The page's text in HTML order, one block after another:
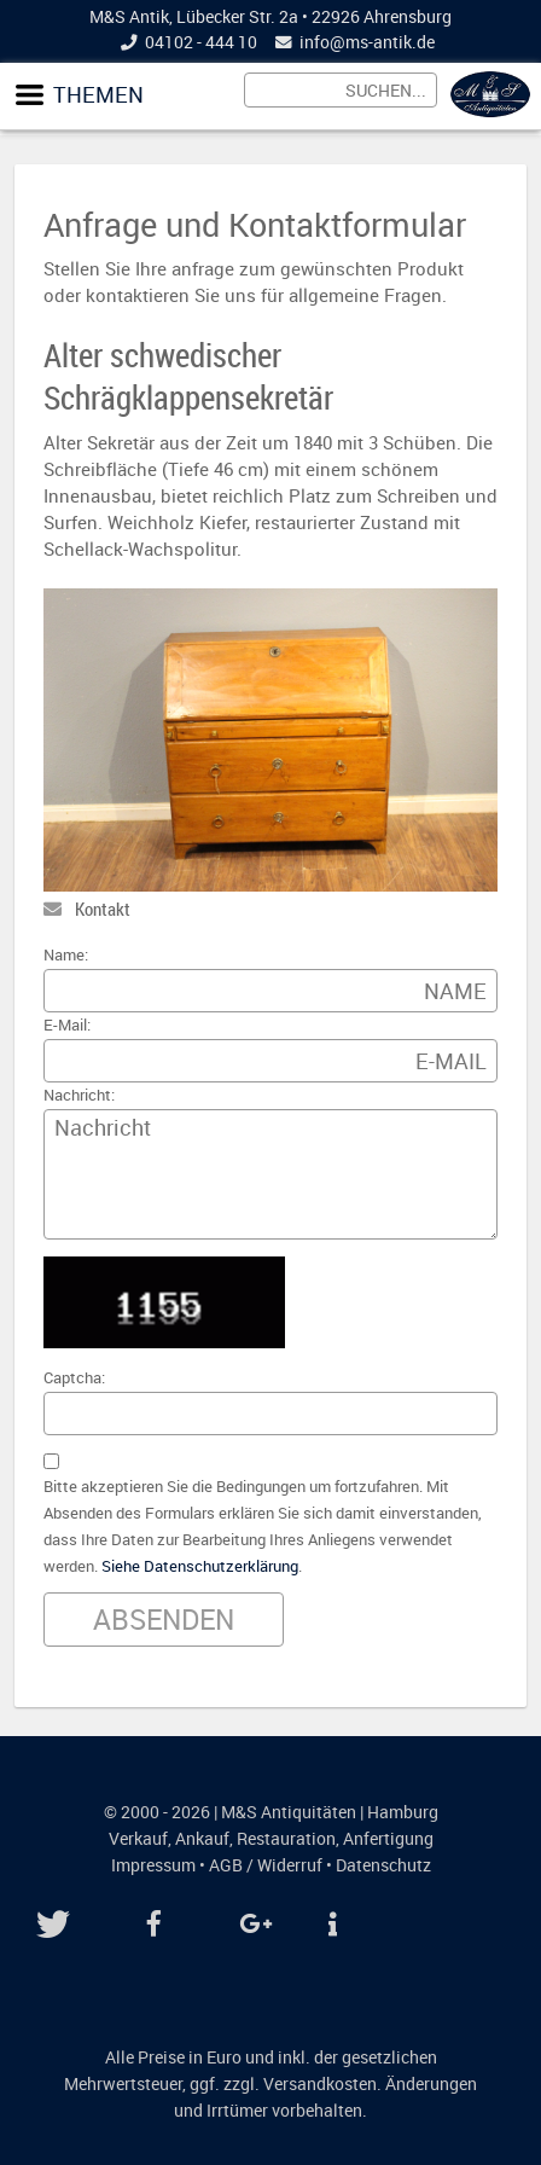
M&S Antik, Lübecker Str. 2a • 22926 Ahrensburg
04102 - 444 10
info@ms-antik.de
THEMEN
Anfrage und Kontaktformular
Stellen Sie Ihre anfrage zum gewünschten Produkt
oder kontaktieren Sie uns für allgemeine Fragen.
Alter schwedischer
Schrägklappensekretär
Alter Sekretär aus der Zeit um 1840 mit 3 Schüben. Die
Schreibfläche (Tiefe 46 cm) mit einem schönem
Innenausbau, bietet reichlich Platz zum Schreiben und
Surfen. Weichholz Kiefer, restaurierter Zustand mit
Schellack-Wachspolitur.
Kontakt
Name:
E-Mail:
Nachricht:
Captcha:
Bitte akzeptieren Sie die Bedingungen um fortzufahren. Mit
Absenden des Formulars erklären Sie sich damit einverstanden,
dass Ihre Daten zur Bearbeitung Ihres Anliegens verwendet
werden.Siehe Datenschutzerklärung.
© 2000 - 2026 | M&S Antiquitäten | Hamburg
Verkauf,Ankauf, Restauration,Anfertigung
Impressum• AGB / Widerruf• Datenschutz
Alle Preise in Euro und inkl. der gesetzlichen
Mehrwertsteuer, ggf. zzgl. Versandkosten. Änderungen
und Irrtümer vorbehalten.